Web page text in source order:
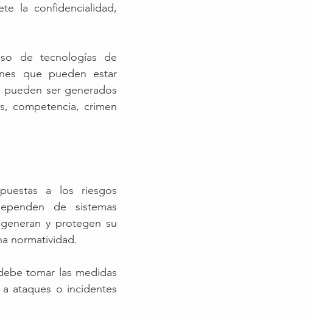
la confidencialidad,
de tecnologías de
que pueden estar
ser generados
competencia, crimen
a los riesgos
de sistemas
y protegen su
normatividad.
tomar las medidas
ataques o incidentes